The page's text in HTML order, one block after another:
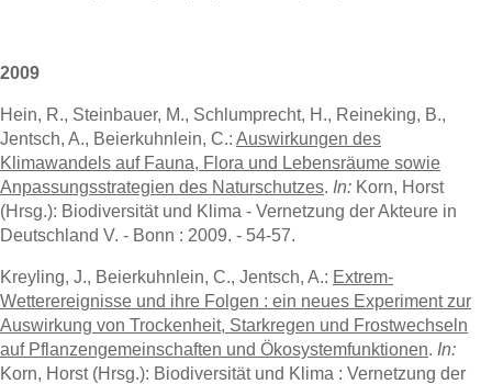
2009
Hein, R., Steinbauer, M., Schlumprecht, H., Reineking, B.,
Jentsch, A., Beierkuhnlein, C.: Auswirkungen des
Klimawandels auf Fauna, Flora und Lebensräume sowie
Anpassungsstrategien des Naturschutzes. In: Korn, Horst
(Hrsg.): Biodiversität und Klima - Vernetzung der Akteure in
Deutschland V. - Bonn : 2009. - 54-57.
Kreyling, J., Beierkuhnlein, C., Jentsch, A.: Extrem-
Wetterereignisse und ihre Folgen : ein neues Experiment zur
Auswirkung von Trockenheit, Starkregen und Frostwechseln
auf Pflanzengemeinschaften und Ökosystemfunktionen. In:
Korn, Horst (Hrsg.): Biodiversität und Klima : Vernetzung der